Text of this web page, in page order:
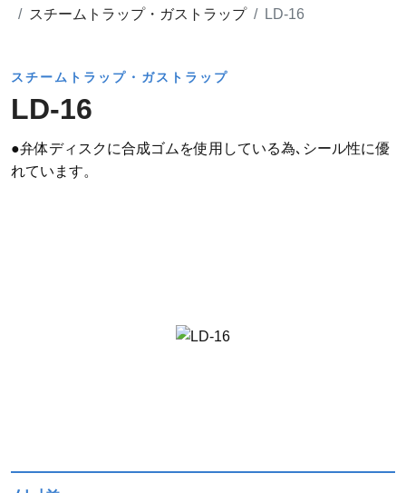
スチームトラップ・ガストラップ
LD-16
スチームトラップ・ガストラップ
LD-16
●弁体ディスクに合成ゴムを使用している為､シール性に優
れています。